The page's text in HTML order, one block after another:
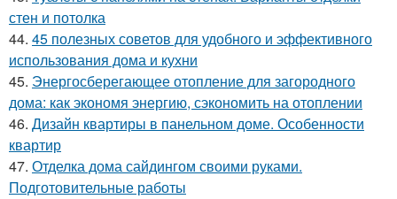
стен и потолка
44. 45 полезных советов для удобного и эффективного
использования дома и кухни
45. Энергосберегающее отопление для загородного
дома: как экономя энергию, сэкономить на отоплении
46. Дизайн квартиры в панельном доме. Особенности
квартир
47. Отделка дома сайдингом своими руками.
Подготовительные работы